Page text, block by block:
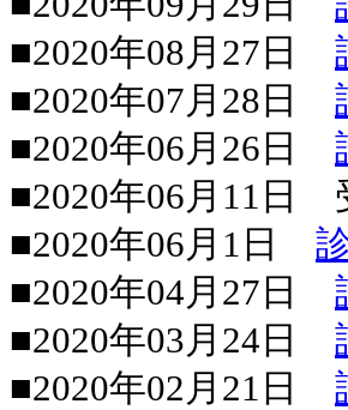
■2020年08月27日
■2020年07月28日
■2020年06月26日
■2020年06月11日
■2020年06月1日
■2020年04月27日
■2020年03月24日
■2020年02月21日